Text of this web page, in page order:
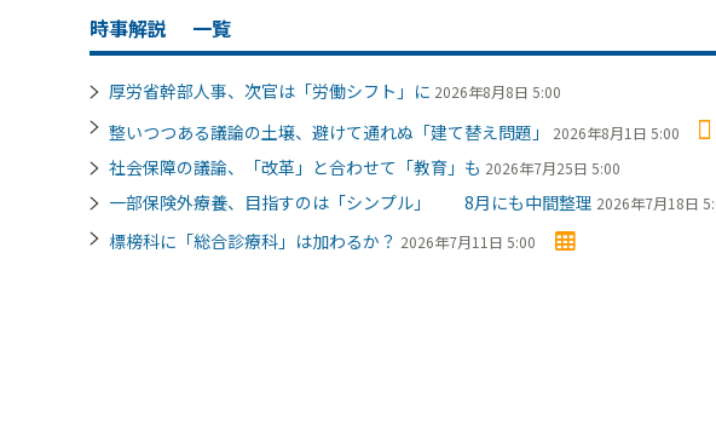
時事解説 一覧
厚労省幹部人事、次官は「労働シフト」に 2026年8月8日 5:00
整いつつある議論の土壌、避けて通れぬ「建て替え問題」 2026年8月1日 5:00
社会保障の議論、「改革」と合わせて「教育」も 2026年7月25日 5:00
一部保険外療養、目指すのは「シンプル」 8月にも中間整理 2026年7月18日
標榜科に「総合診療科」は加わるか？ 2026年7月11日 5:00